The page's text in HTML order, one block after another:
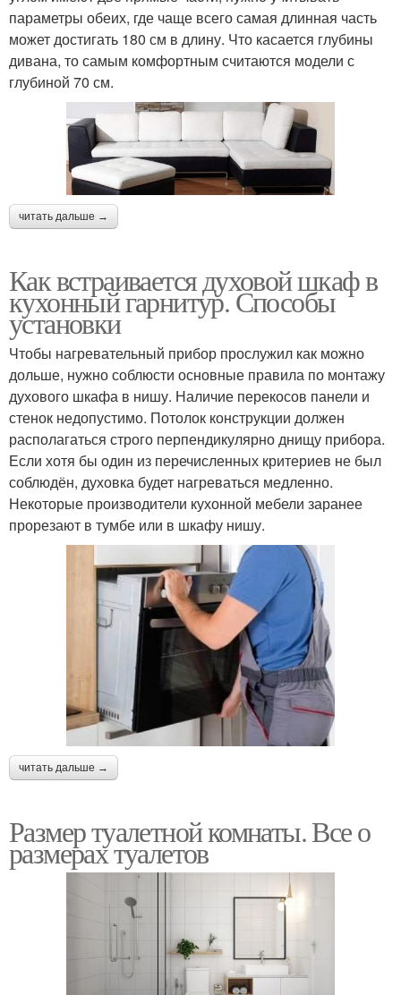
параметры обеих, где чаще всего самая длинная часть
может достигать 180 см в длину. Что касается глубины
дивана, то самым комфортным считаются модели с
глубиной 70 см.
читать дальше →
Как встраивается духовой шкаф в
кухонный гарнитур. Способы
установки
Чтобы нагревательный прибор прослужил как можно
дольше, нужно соблюсти основные правила по монтажу
духового шкафа в нишу. Наличие перекосов панели и
стенок недопустимо. Потолок конструкции должен
располагаться строго перпендикулярно днищу прибора.
Если хотя бы один из перечисленных критериев не был
соблюдён, духовка будет нагреваться медленно.
Некоторые производители кухонной мебели заранее
прорезают в тумбе или в шкафу нишу.
читать дальше →
Размер туалетной комнаты. Все о
размерах туалетов